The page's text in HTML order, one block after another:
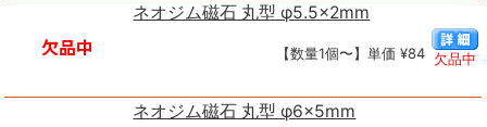
ネオジム磁石 丸型 φ5.5×2mm
【数量1個〜】単価 ¥84 欠品中
ネオジム磁石 丸型 φ6×5mm